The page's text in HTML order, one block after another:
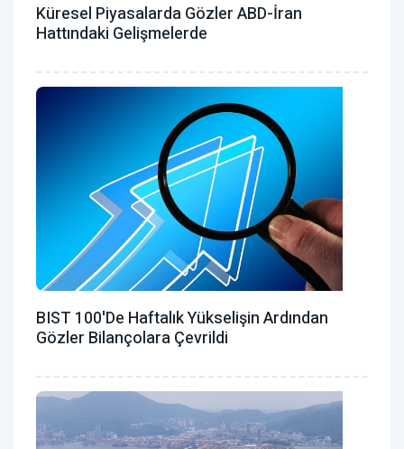
Küresel Piyasalarda Gözler ABD-İran
Hattındaki Gelişmelerde
BIST 100'de Haftalık Yükselişin Ardından
Gözler Bilançolara Çevrildi